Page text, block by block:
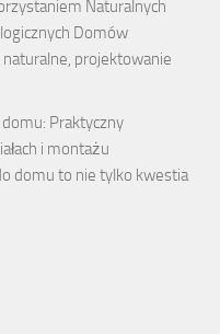
Naturalnych
Domów
projektowanie
Praktyczny
i montażu
domu to nie tylko kwestia